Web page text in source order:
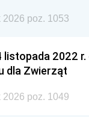
2026 poz. 1053
listopada 2022 r.
dla Zwierząt
2026 poz. 1049